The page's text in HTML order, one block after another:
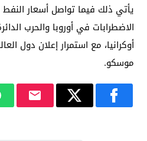
يأتي ذلك فيما تواصل أسعار
الاضطرابات في أوروبا والحرب
أوكرانيا، مع استمرار إعلان دول
موسكو.